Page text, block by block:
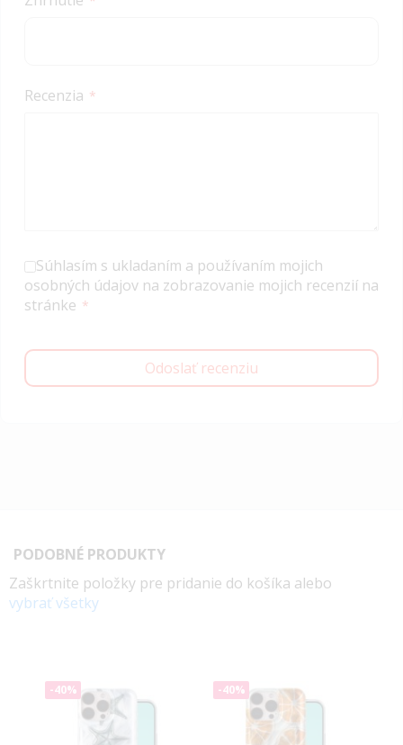
Recenzia
Súhlasím s ukladaním a používaním mojich
osobných údajov na zobrazovanie mojich recenzií na
stránke
Odoslať recenziu
PODOBNÉ PRODUKTY
Zaškrtnite položky pre pridanie do košíka alebo
vybrať všetky
-40% -40%